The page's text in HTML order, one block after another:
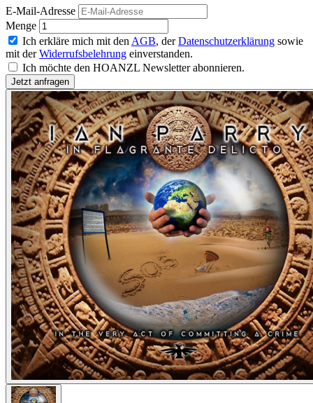
E-Mail-Adresse
Menge
Ich erkläre mich mit den AGB, derDatenschutzerklärung sowie
mit derWiderrufsbelehrung einverstanden.
Ich möchte den HOANZL Newsletter abonnieren.